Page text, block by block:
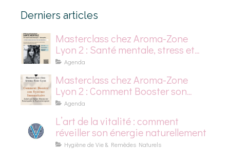
Derniers articles
Masterclass chez Aroma-Zone
Lyon 2 : Santé mentale, stress et
dépression saisonnière
Agenda
Masterclass chez Aroma-Zone
Lyon 2 : Comment Booster son
Système Immunitaire
Agenda
L’art de la vitalité : comment
réveiller son énergie naturellement
Hygiène de Vie & Remèdes Naturels